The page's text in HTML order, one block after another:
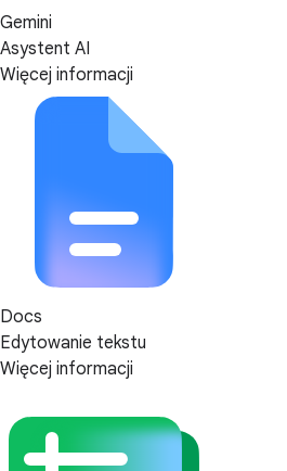
Gemini
Asystent AI
Więcej informacji
Docs
Edytowanie tekstu
Więcej informacji